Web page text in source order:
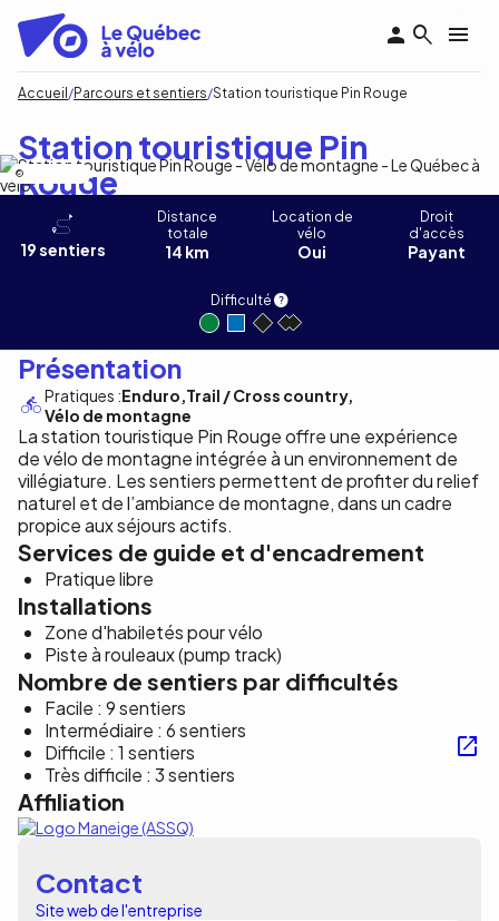
contenu
principal
Fil
d'Ariane
Accueil Parcours et sentiers Station touristique Pin Rouge
Station touristique Pin
Rouge
19 sentiers
Distance
totale
14 km
Location de
vélo
Oui
Droit
d'accès
Payant
Difficulté
Présentation
Pratiques :Enduro Trail / Cross country
Vélo de montagne
La station touristique Pin Rouge offre une expérience
de vélo de montagne intégrée à un environnement de
villégiature. Les sentiers permettent de profiter du relief
naturel et de l’ambiance de montagne, dans un cadre
propice aux séjours actifs.
Services de guide et d'encadrement
Pratique libre
Installations
Zone d'habiletés pour vélo
Piste à rouleaux (pump track)
Nombre de sentiers par difficultés
Facile : 9 sentiers
Intermédiaire : 6 sentiers
Difficile : 1 sentiers
Très difficile : 3 sentiers
Affiliation
Contact
Site web de l'entreprise